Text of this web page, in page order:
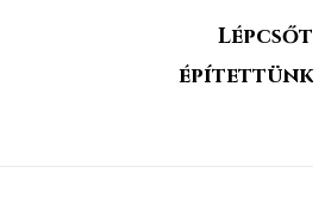
Lépcsőt
építettünk